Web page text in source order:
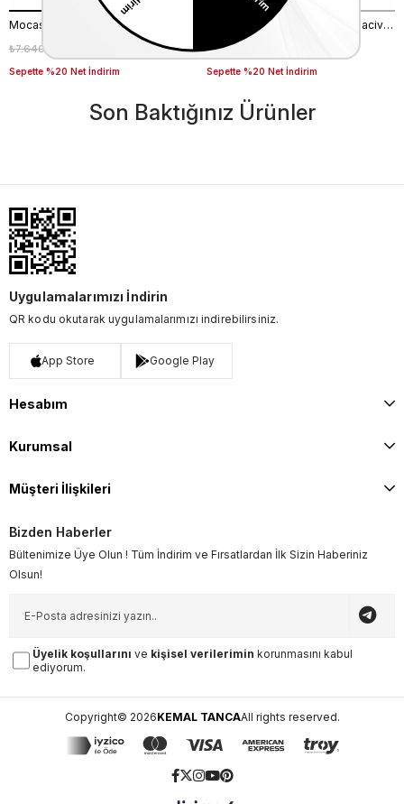
₺7.640,00
Sepette %20 Net İndirim
Mocassini Erkek Hakiki Deri Lacivert Spor & Sneaker Ayakkabı
₺9.050,00
Sepette %20 Net İndirim
Son Baktığınız Ürünler
Uygulamalarımızı İndirin
QR kodu okutarak uygulamalarımızı indirebilirsiniz.
App Store Google Play
Hesabım
Kurumsal
Müşteri İlişkileri
Bizden Haberler
Bültenimize Üye Olun ! Tüm İndirim ve Fırsatlardan İlk Sizin Haberiniz
Olsun!
Üyelik koşullarını ve kişisel verilerimin korunmasını kabul
ediyorum.
Copyright© 2026KEMAL TANCAAll rights reserved.